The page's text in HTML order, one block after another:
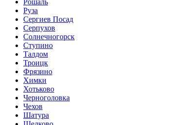
Рошаль
Руза
Сергиев Посад
Серпухов
Солнечногорск
Ступино
Талдом
Троицк
Фрязино
Химки
Хотьково
Черноголовка
Чехов
Шатура